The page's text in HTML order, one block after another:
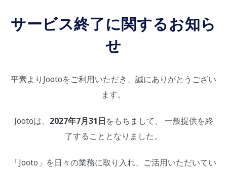
サービス終了に関するお知ら
せ
平素よりJootoをご利用いただき、誠にありがとうござい
ます。
Jootoは、 2027年7月31日をもちまして、 一般提供を終
了することとなりました。
「Jooto」を日々の業務に取り入れ、ご活用いただいてい